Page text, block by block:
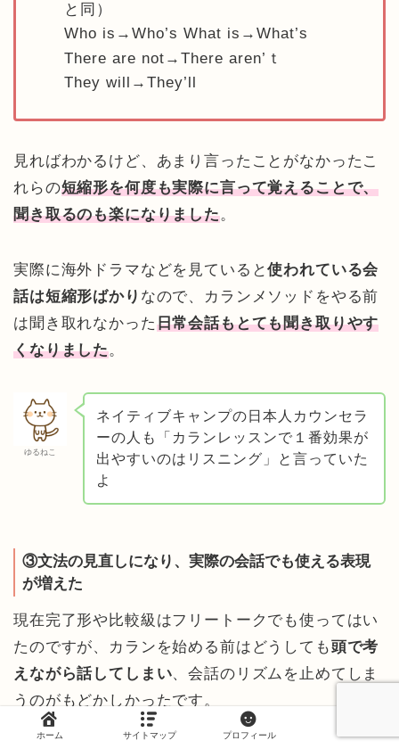
と同）
Who is→Who’s What is→What’s
There are not→There aren’ｔ
They will→They’ll
見ればわかるけど、あまり言ったことがなかったこ
れらの短縮形を何度も実際に言って覚えることで、
聞き取るのも楽になりました。
実際に海外ドラマなどを見ていると使われている会
話は短縮形ばかり なので、カランメソッドをやる前
は聞き取れなかった日常会話もとても聞き取りやす
くなりました。
ゆるねこ
ネイティブキャンプの日本人カウンセラ
ーの人も「カランレッスンで１番効果が
出やすいのはリスニング」と言っていた
よ
③文法の見直しになり、実際の会話でも使える表現
が増えた
現在完了形や比較級はフリートークでも使ってはい
たのですが、カランを始める前はどうしても頭で考
えながら話してしまい、会話のリズムを止めてしま
うのがもどかしかったです。
ホーム サイトマップ プロフィール